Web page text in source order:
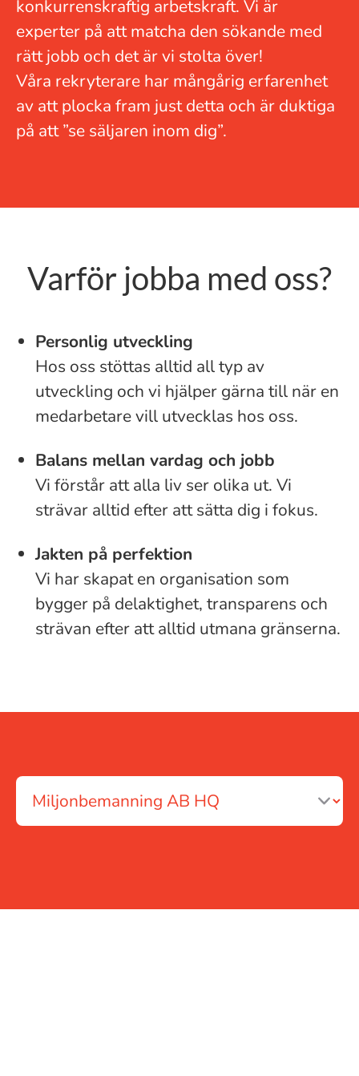
konkurrenskraftig arbetskraft. Vi är
experter på att matcha den sökande med
rätt jobb och det är vi stolta över!
Våra rekryterare har mångårig erfarenhet
av att plocka fram just detta och är duktiga
på att ”se säljaren inom dig”.
Varför jobba med oss?
Personlig utveckling
Hos oss stöttas alltid all typ av
utveckling och vi hjälper gärna till när en
medarbetare vill utvecklas hos oss.
Balans mellan vardag och jobb
Vi förstår att alla liv ser olika ut. Vi
strävar alltid efter att sätta dig i fokus.
Jakten på perfektion
Vi har skapat en organisation som
bygger på delaktighet, transparens och
strävan efter att alltid utmana gränserna.